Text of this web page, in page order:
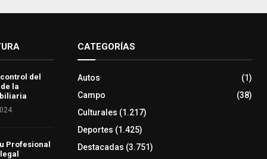
del
la
Profesional
CATEGORÍAS
Autos
(1)
Campo
(38)
Culturales (1.217)
Deportes (1.425)
Destacadas (3.751)